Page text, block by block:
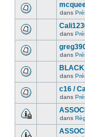
dans
dans
dans
dans
c16 /
dans
dans